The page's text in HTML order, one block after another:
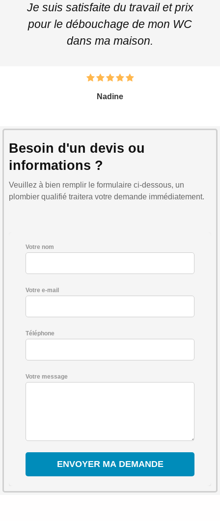
Je suis satisfaite du travail et prix
pour le débouchage de mon WC
dans ma maison.
Nadine
Besoin d'un devis ou
informations ?
Veuillez à bien remplir le formulaire ci-dessous, un
plombier qualifié traitera votre demande immédiatement.
Votre nom
Votre e-mail
Téléphone
Votre message